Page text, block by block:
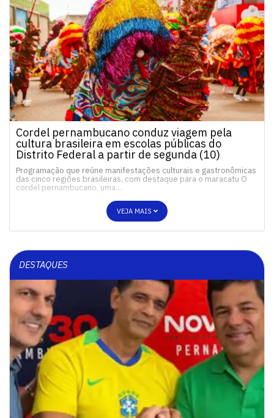
Cordel pernambucano conduz viagem pela
cultura brasileira em escolas públicas do
Distrito Federal a partir de segunda (10)
Programação que reúne manifestações culturais e gastronômicas
das cinco regiões brasileiras, com destaque para o maracatu O
cordel pernambucano, uma…
VEJA MAIS
DESTAQUES